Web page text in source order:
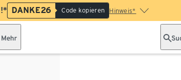
DANKE26 Code kopieren Hinweis*
Mehr